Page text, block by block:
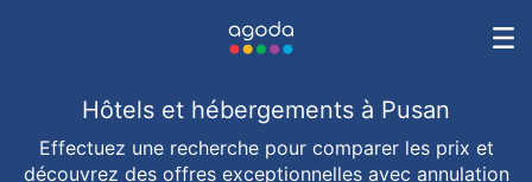
Hôtels et hébergements à Pusan
Effectuez une recherche pour comparer les prix et
découvrez des offres exceptionnelles avec annulation